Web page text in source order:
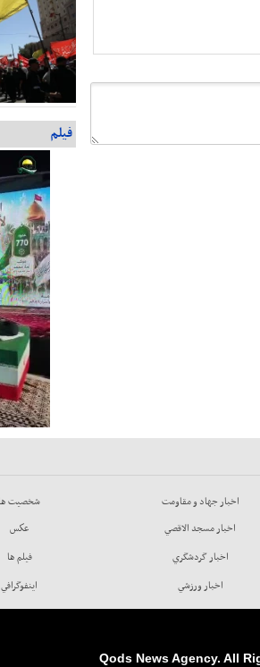
فیلم
اخبار جهاد و مقاومت
اخبار مسجد الاقصي
اخبار گردشگري
اخبار ورزشي
شخصيت
عكس
فيلم ها
اينفوگرافي